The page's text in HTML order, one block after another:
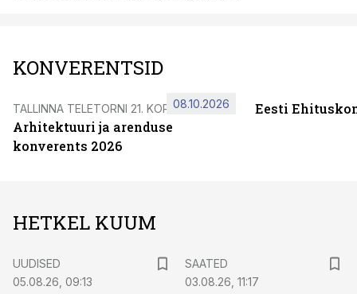
KONVERENTSID
TALLINNA TELETORNI 21. KORRUSEL
Arhitektuuri ja arenduse
konverents 2026
08.10.2026 Eesti
HETKEL KUUM
UUDISED
05.08.26, 09:13
SAATED
03.08.26, 11:17